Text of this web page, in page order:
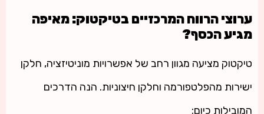
ערוצי הרווח המרכזיים בטיקטוק: מאיפה
מגיע הכסף?
טיקטוק מציעה מגוון רחב של אפשרויות מוניטיזציה, חלקן
ישירות מהפלטפורמה וחלקן חיצוניות. הנה הדרכים
המובילות כיום: